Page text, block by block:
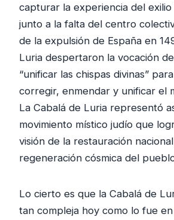
capturar la experiencia del exilio
junto a la falta del centro
de la expulsión de España en
Luria despertaron la vocación
“unificar las chispas divinas”
corregir, enmendar y unificar el
La Cabalá de Luria representó
movimiento místico judío que
visión de la restauración
regeneración cósmica del
Lo cierto es que la Cabalá de
tan compleja hoy como lo fue